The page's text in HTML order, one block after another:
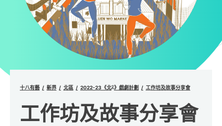
十八有藝 新界 北區 2022-23《北2》戲劇計劃 工作坊及故事分享會
工作坊及故事分享會